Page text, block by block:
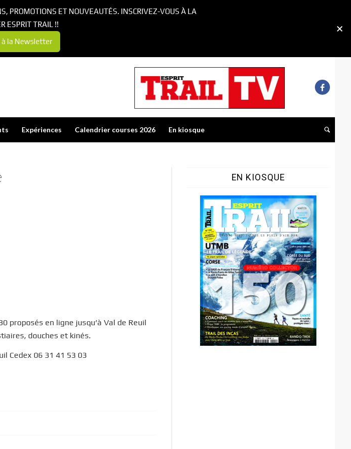
Expériences Calendrier courses 2026 En kiosque
proposés en ligne jusqu’à Val de Reuil
douches et kinés.
Cedex 06 31 41 53 03
EN KIOSQUE
PROMOTIONS ET NOUVEAUTÉS. INSCRIVEZ-VOUS À LA
ESPRIT TRAIL !!
la Newsletter